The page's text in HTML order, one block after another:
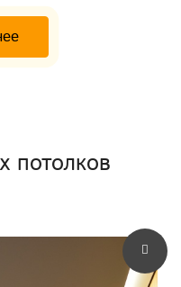
потолков